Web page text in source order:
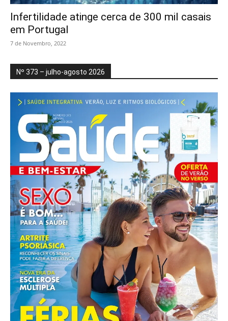
Infertilidade atinge cerca de 300 mil casais
em Portugal
7 de Novembro, 2022
Nº 373 – julho-agosto 2026